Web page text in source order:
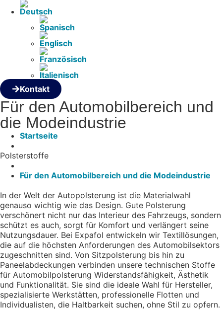
Kontakt
Für den Automobilbereich und
die Modeindustrie
Startseite
Polsterstoffe
Für den Automobilbereich und die Modeindustrie
In der Welt der Autopolsterung ist die Materialwahl
genauso wichtig wie das Design. Gute Polsterung
verschönert nicht nur das Interieur des Fahrzeugs, sondern
schützt es auch, sorgt für Komfort und verlängert seine
Nutzungsdauer. Bei Expafol entwickeln wir Textillösungen,
die auf die höchsten Anforderungen des Automobilsektors
zugeschnitten sind. Von Sitzpolsterung bis hin zu
Paneelabdeckungen verbinden unsere technischen Stoffe
für Automobilpolsterung Widerstandsfähigkeit, Ästhetik
und Funktionalität. Sie sind die ideale Wahl für Hersteller,
spezialisierte Werkstätten, professionelle Flotten und
Individualisten, die Haltbarkeit suchen, ohne Stil zu opfern.